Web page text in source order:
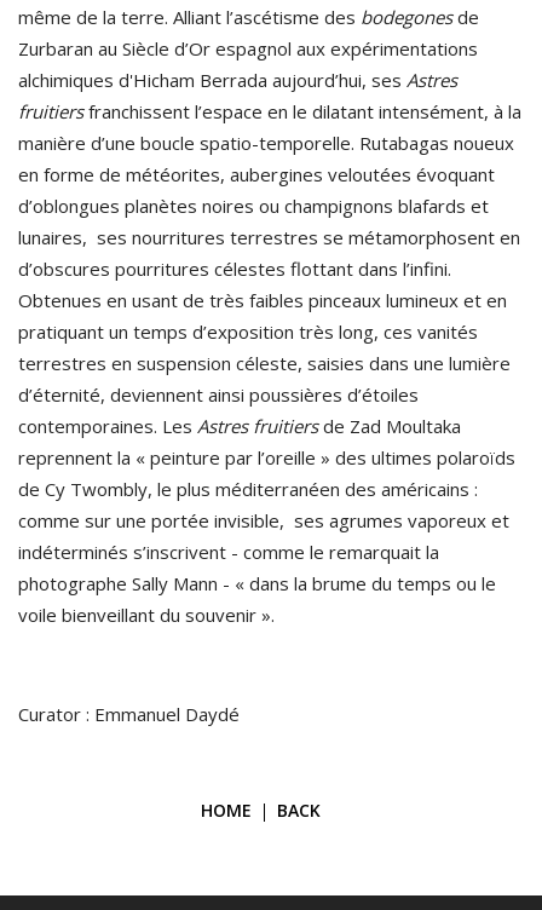
même de la terre. Alliant l’ascétisme des bodegonesde
Zurbaran au Siècle d’Or espagnol aux expérimentations
alchimiques d'Hicham Berrada aujourd’hui, ses Astres
fruitiersfranchissent l’espace en le dilatant intensément, à la
manière d’une boucle spatio-temporelle. Rutabagas noueux
en forme de météorites, aubergines veloutées évoquant
d’oblongues planètes noires ou champignons blafards et
lunaires, ses nourritures terrestres se métamorphosent en
d’obscures pourritures célestes flottant dans l’infini.
Obtenues en usant de très faibles pinceaux lumineux et en
pratiquant un temps d’exposition très long, ces vanités
terrestres en suspension céleste, saisies dans une lumière
d’éternité, deviennent ainsi poussières d’étoiles
contemporaines. Les Astres fruitiersde Zad Moultaka
reprennent la « peinture par l’oreille » des ultimes polaroïds
de Cy Twombly, le plus méditerranéen des américains :
comme sur une portée invisible, ses agrumes vaporeux et
indéterminés s’inscrivent - comme le remarquait la
photographe Sally Mann - « dans la brume du temps ou le
voile bienveillant du souvenir ».
Curator : Emmanuel Daydé
HOME BACK